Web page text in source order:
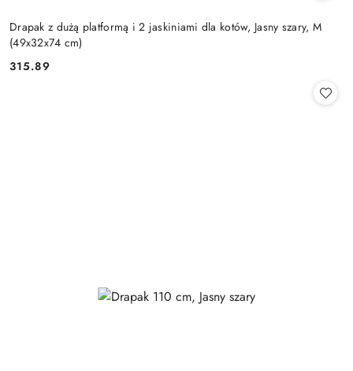
Drapak z dużą platformą i 2 jaskiniami dla kotów, Jasny szary, M
(49x32x74 cm)
Cena:
315.89